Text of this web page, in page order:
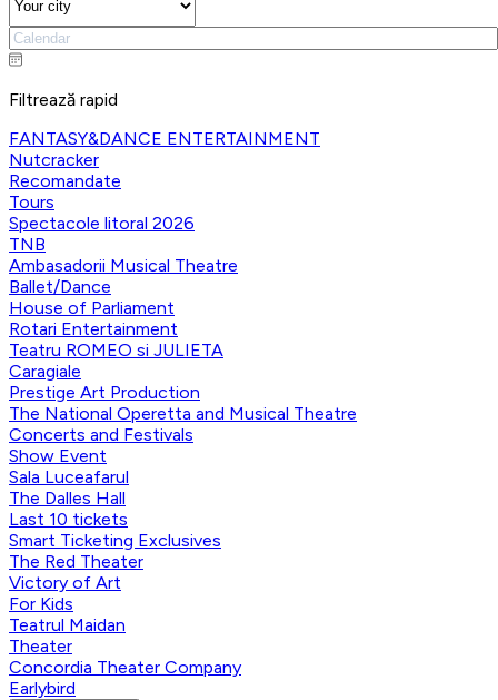
Filtrează rapid
FANTASY&DANCE ENTERTAINMENT
Nutcracker
Recomandate
Tours
Spectacole litoral 2026
TNB
Ambasadorii Musical Theatre
Ballet/Dance
House of Parliament
Rotari Entertainment
Teatru ROMEO si JULIETA
Caragiale
Prestige Art Production
The National Operetta and Musical Theatre
Concerts and Festivals
Show Event
Sala Luceafarul
The Dalles Hall
Last 10 tickets
Smart Ticketing Exclusives
The Red Theater
Victory of Art
For Kids
Teatrul Maidan
Theater
Concordia Theater Company
Earlybird